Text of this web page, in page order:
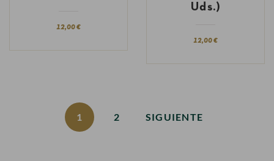
12,00 €
Uds.)
12,00 €
1 2 SIGUIENTE